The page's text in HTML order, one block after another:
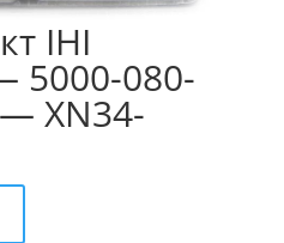
IHI
5000-080-
XN34-